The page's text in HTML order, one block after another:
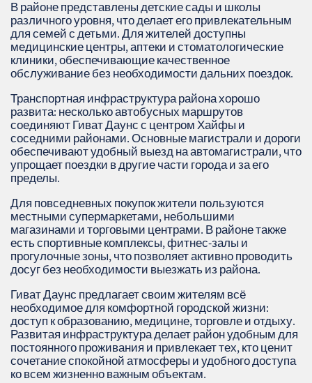
В районе представлены детские сады и школы
различного уровня, что делает его привлекательным
для семей с детьми. Для жителей доступны
медицинские центры, аптеки и стоматологические
клиники, обеспечивающие качественное
обслуживание без необходимости дальних поездок.
Транспортная инфраструктура района хорошо
развита: несколько автобусных маршрутов
соединяют Гиват Даунс с центром Хайфы и
соседними районами. Основные магистрали и дороги
обеспечивают удобный выезд на автомагистрали, что
упрощает поездки в другие части города и за его
пределы.
Для повседневных покупок жители пользуются
местными супермаркетами, небольшими
магазинами и торговыми центрами. В районе также
есть спортивные комплексы, фитнес-залы и
прогулочные зоны, что позволяет активно проводить
досуг без необходимости выезжать из района.
Гиват Даунс предлагает своим жителям всё
необходимое для комфортной городской жизни:
доступ к образованию, медицине, торговле и отдыху.
Развитая инфраструктура делает район удобным для
постоянного проживания и привлекает тех, кто ценит
сочетание спокойной атмосферы и удобного доступа
ко всем жизненно важным объектам.